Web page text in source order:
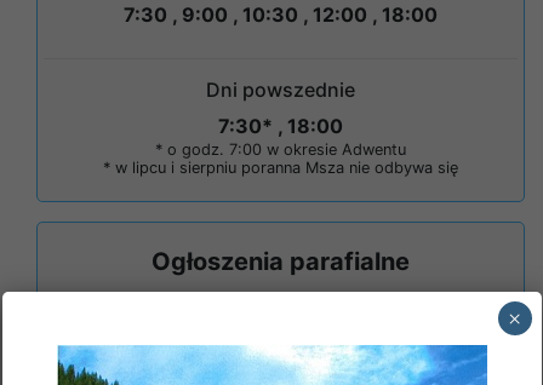
7:30 , 9:00 , 10:30 , 12:00 , 18:00
Dni powszednie
7:30* , 18:00
* o godz. 7:00 w okresie Adwentu
* w lipcu i sierpniu poranna Msza nie odbywa się
Ogłoszenia parafialne
×